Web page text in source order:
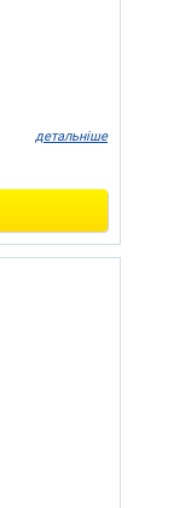
детальніше